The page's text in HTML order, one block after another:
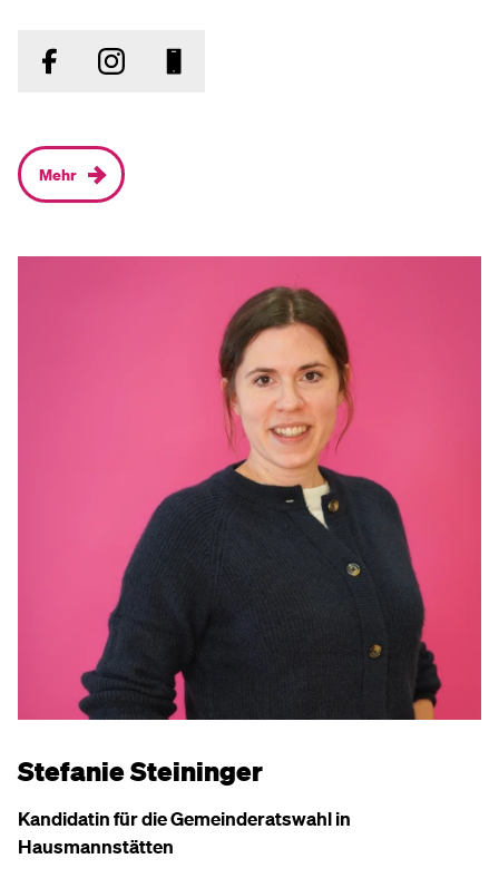
Mehr
Stefanie Steininger
Kandidatin für die Gemeinderatswahl in
Hausmannstätten